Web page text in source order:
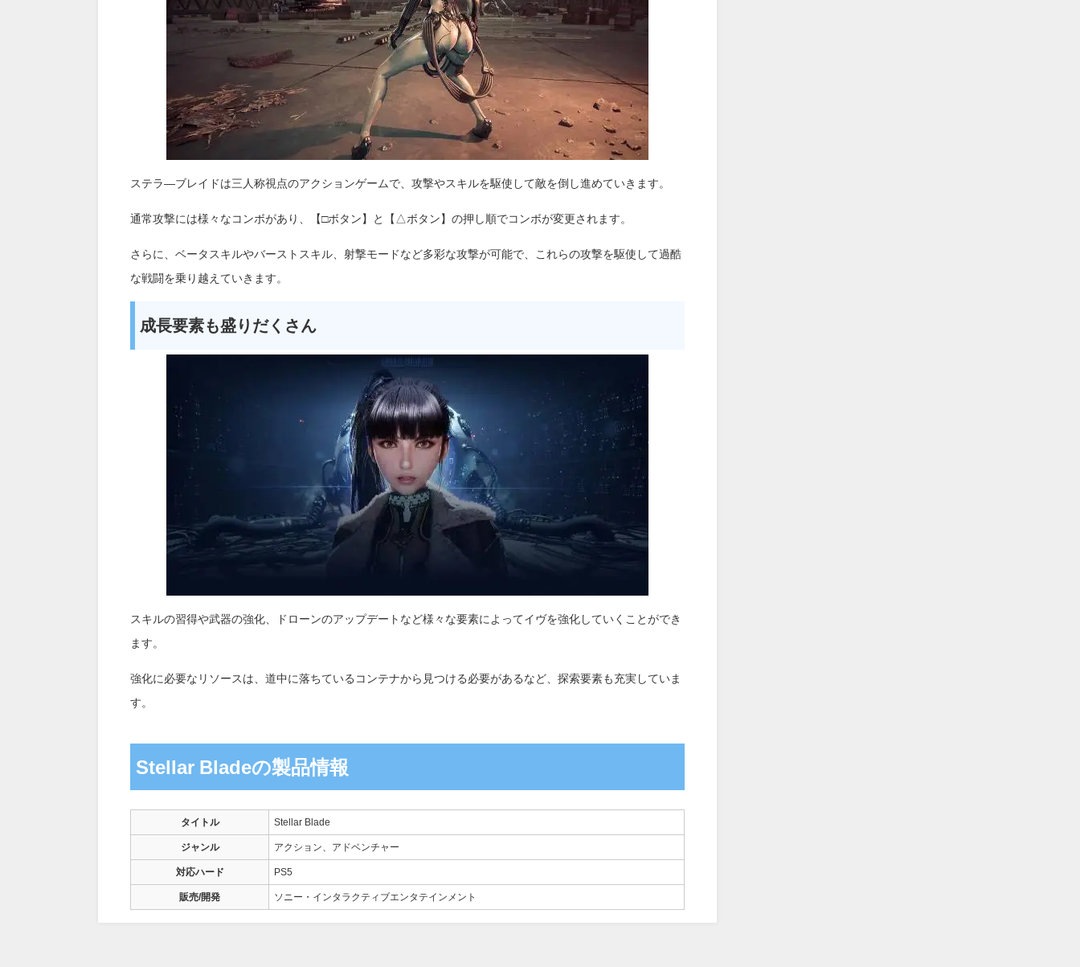
ステラ―ブレイドは三人称視点のアクションゲームで、攻撃やスキルを駆使して敵を倒し進めていきます。
通常攻撃には様々なコンボがあり、【□ボタン】と【△ボタン】の押し順でコンボが変更されます。
さらに、ベータスキルやバーストスキル、射撃モードなど多彩な攻撃が可能で、これらの攻撃を駆使して過酷
な戦闘を乗り越えていきます。
成長要素も盛りだくさん
スキルの習得や武器の強化、ドローンのアップデートなど様々な要素によってイヴを強化していくことができ
ます。
強化に必要なリソースは、道中に落ちているコンテナから見つける必要があるなど、探索要素も充実していま
す。
Stellar Bladeの製品情報
タイトル Stellar Blade
ジャンル アクション、アドベンチャー
対応ハード PS5
販売/開発 ソニー・インタラクティブエンタテインメント